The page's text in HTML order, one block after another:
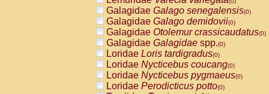
AtelidaeAlouatta seniculus(0)
AtelidaeAlouattaspp.(0)
AtelidaeAteles belzebuth(0)
AtelidaeAteles geoffroyi(0)
AtelidaeAteles paniscus(0)
AtelidaeAtelesspp.(0)
AtelidaeLagothrix lagothricha(0)
AtelidaeLagothrix lagothricha cana
PitheciidaeCacajao calvus
Galagidae Galago senegalensis(0)
Galagidae Galago demidovii(0)
Galagidae Otolemur crassicaudatus(0)
Galagidae Galagidae spp.(0)
Loridae Loris tardigradus(0)
Loridae Nycticebus coucang(0)
Loridae Nycticebus pygmaeus(0)
Loridae Perodicticus potto(0)